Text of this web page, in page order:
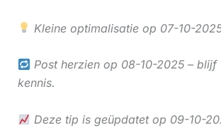
Kleine optimalisatie op 07-10-
Post herzien op 08-10-2025 – blijf
kennis.
Deze tip is geüpdatet op 09-10-